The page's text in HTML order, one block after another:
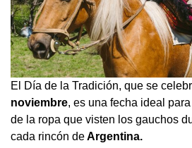
El Día de la Tradición, que se
noviembre, es una fecha ideal
de la ropa que visten los gauchos
cada rincón deArgentina.